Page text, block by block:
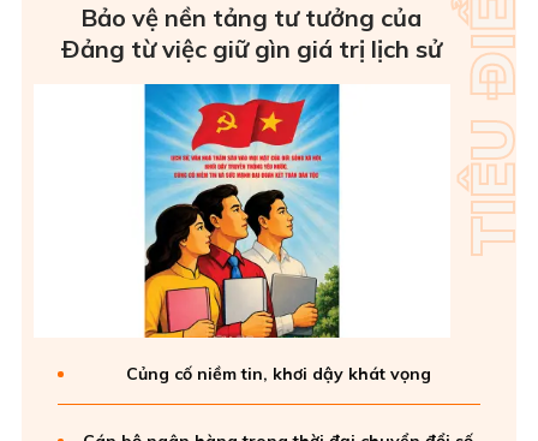
Bảo vệ nền tảng tư tưởng của
Ðảng từ việc giữ gìn giá trị lịch sử
Củng cố niềm tin, khơi dậy khát vọng